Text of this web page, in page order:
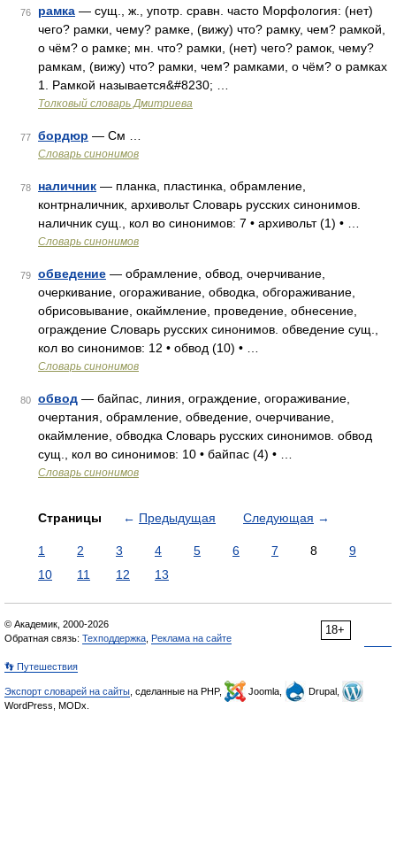
76 рамка — сущ., ж., употр. сравн. часто Морфология: (нет)
чего? рамки, чему? рамке, (вижу) что? рамку, чем? рамкой,
о чём? о рамке; мн. что? рамки, (нет) чего? рамок, чему?
рамкам, (вижу) что? рамки, чем? рамками, о чём? о рамках
1. Рамкой называется&#8230; …
Толковый словарь Дмитриева
77 бордюр — См …
Словарь синонимов
78 наличник — планка, пластинка, обрамление,
контрналичник, архивольт Словарь русских синонимов.
наличник сущ., кол во синонимов: 7 • архивольт (1) • …
Словарь синонимов
79 обведение — обрамление, обвод, очерчивание,
очеркивание, огораживание, обводка, обгораживание,
обрисовывание, окаймление, проведение, обнесение,
ограждение Словарь русских синонимов. обведение сущ.,
кол во синонимов: 12 • обвод (10) • …
Словарь синонимов
80 обвод — байпас, линия, ограждение, огораживание,
очертания, обрамление, обведение, очерчивание,
окаймление, обводка Словарь русских синонимов. обвод
сущ., кол во синонимов: 10 • байпас (4) • …
Словарь синонимов
Страницы ← Предыдущая Следующая →
1 2 3 4 5 6 7 8
9
10
11 12 13
18+
© Академик, 2000-2026
Обратная связь: Техподдержка Реклама на сайте
👣 Путешествия
Экспорт словарей на сайты , сделанные на PHP, Joomla,
Drupal,
WordPress, MODx.